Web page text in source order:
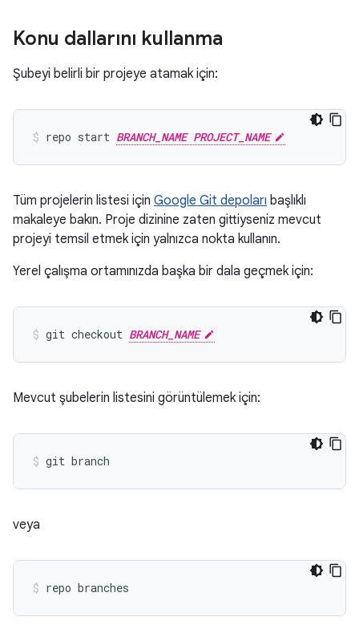
Konu dallarını kullanma
Şubeyi belirli bir projeye atamak için:
repo start BRANCH_NAME PROJECT_NAME
Tüm projelerin listesi için Google Git depoları başlıklı
makaleye bakın. Proje dizinine zaten gittiyseniz mevcut
projeyi temsil etmek için yalnızca nokta kullanın.
Yerel çalışma ortamınızda başka bir dala geçmek için:
git checkout BRANCH_NAME
Mevcut şubelerin listesini görüntülemek için:
veya